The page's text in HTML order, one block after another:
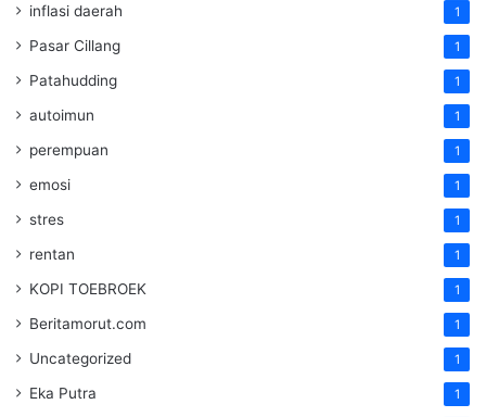
inflasi daerah 1
Pasar Cillang 1
Patahudding 1
autoimun 1
perempuan 1
emosi 1
stres 1
rentan 1
KOPI TOEBROEK 1
Beritamorut.com 1
Uncategorized 1
Eka Putra 1